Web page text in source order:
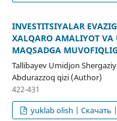
INVESTITSIYALAR
XALQARO AMALIYOT
MAQSADGA
Tallibayev Umidjon
Abdurazzoq qizi (Author)
422-431
yuklab olish | Скачать